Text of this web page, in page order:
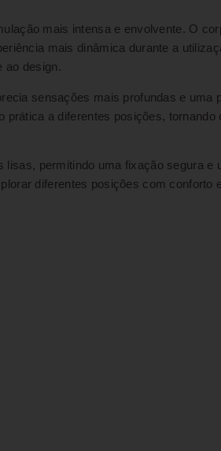
mais intensa e envolvente. O
mais dinâmica durante a
ao design.
sensações mais profundas e uma
a diferentes posições, tornando
permitindo uma fixação segura e
diferentes posições com conforto